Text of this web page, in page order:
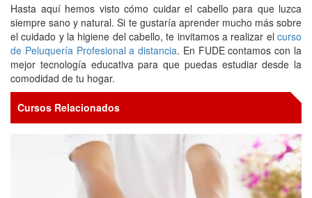
Hasta aquí hemos visto cómo cuidar el cabello para que luzca
siempre sano y natural. Si te gustaría aprender mucho más sobre
el cuidado y la higiene del cabello, te invitamos a realizar el curso
de Peluquería Profesional a distancia. En FUDE contamos con la
mejor tecnología educativa para que puedas estudiar desde la
comodidad de tu hogar.
Cursos Relacionados